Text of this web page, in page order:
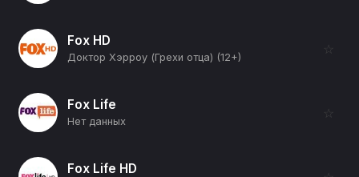
Fox HD
Доктор Хэрроу (Грехи отца) (12+)
☆
Fox Life
Нет данных
☆
Fox Life HD